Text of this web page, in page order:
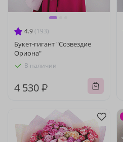
4.9 (193)
Букет-гигант "Созвездие
Ориона"
В наличии
4 530 ₽